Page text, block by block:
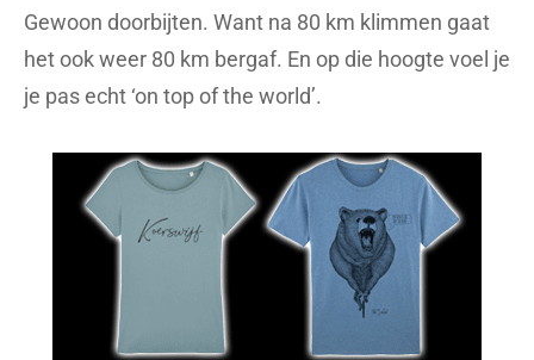
Gewoon doorbijten. Want na 80 km klimmen gaat
het ook weer 80 km bergaf. En op die hoogte voel je
je pas echt ‘on top of the world’.